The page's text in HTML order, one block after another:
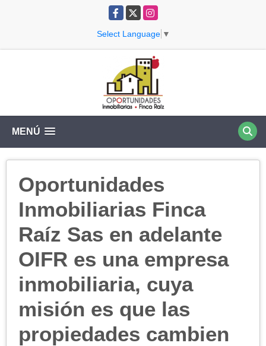
Facebook
X Instagram
Select Language ▼
MENÚ
Oportunidades
Inmobiliarias Finca
Raíz Sas en adelante
OIFR es una empresa
inmobiliaria, cuya
misión es que las
propiedades cambien